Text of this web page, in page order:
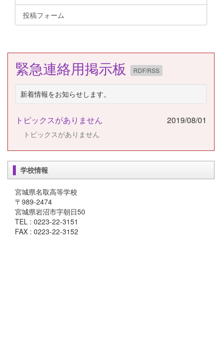
投稿フォーム
緊急連絡用掲示板 RDF/RSS
新着情報をお知らせします。
トピックスがありません 2019/08/01
トピックスがありません
学校情報
宮城県名取高等学校
〒989-2474
宮城県岩沼市字朝日50
TEL : 0223-22-3151
FAX : 0223-22-3152